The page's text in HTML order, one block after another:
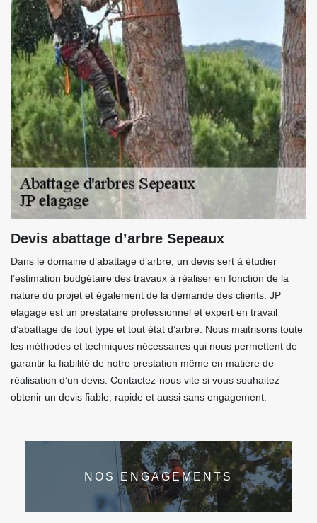
Devis abattage d’arbre Sepeaux
Dans le domaine d’abattage d’arbre, un devis sert à étudier
l’estimation budgétaire des travaux à réaliser en fonction de la
nature du projet et également de la demande des clients. JP
elagage est un prestataire professionnel et expert en travail
d’abattage de tout type et tout état d’arbre. Nous maitrisons toute
les méthodes et techniques nécessaires qui nous permettent de
garantir la fiabilité de notre prestation même en matière de
réalisation d’un devis. Contactez-nous vite si vous souhaitez
obtenir un devis fiable, rapide et aussi sans engagement.
NOS ENGAGEMENTS